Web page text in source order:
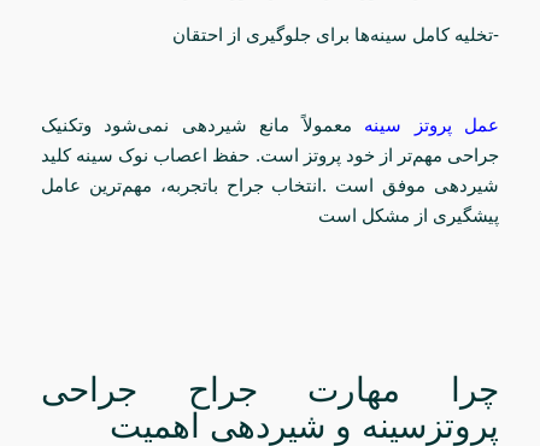
-تخلیه کامل سینه‌ها برای جلوگیری از احتقان
عمل پروتز سینه معمولاً مانع شیردهی نمی‌شود وتکنیک
جراحی مهم‌تر از خود پروتز است. حفظ اعصاب نوک سینه کلید
شیردهی موفق است .انتخاب جراح باتجربه، مهم‌ترین عامل
پیشگیری از مشکل است
چرا مهارت جراح جراحی
پروتزسینه و شیردهی اهمیت